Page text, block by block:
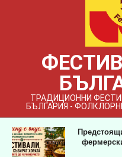
ТРАДИЦИОННИ
БЪЛГАРИЯ -